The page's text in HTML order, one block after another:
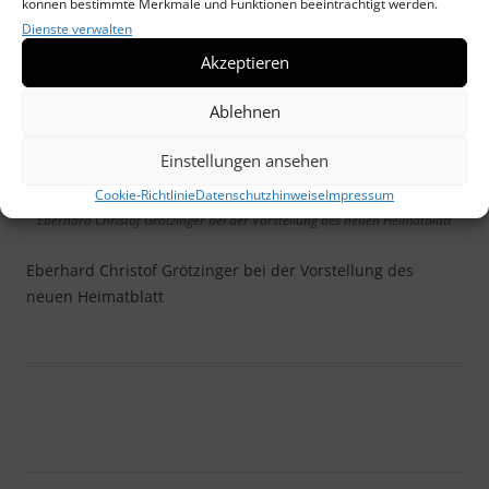
Dienste verwalten
Akzeptieren
Ablehnen
Einstellungen ansehen
Cookie-RichtlinieDatenschutzhinweiseImpressum
Eberhard Christof Grötzinger bei der Vorstellung des neuen Heimatblatt
Eberhard Christof Grötzinger bei der Vorstellung des
neuen Heimatblatt